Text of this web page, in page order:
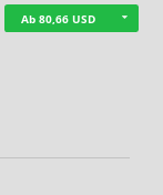
Ab 80,66 USD